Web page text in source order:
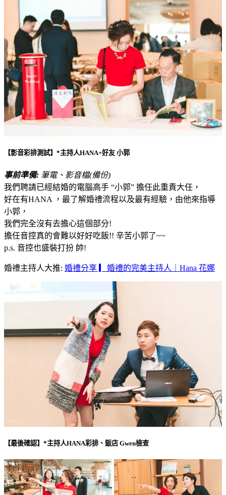
【影音彩排測試】*主持人HANA+好友 小郭
事前準備: 筆電、影音檔(備份)
我們聘請已經結婚的電腦高手 “小郭” 擔任此重責大任，
好在有HANA ，最了解婚禮流程以及最有經驗，由他來指導
小郭，
我們完全沒有去擔心這個部分!
擔任音控真的會難以好好吃飯!! 辛苦小郭了~~
p.s. 音控也盛裝打扮 帥!
婚禮主持人大推: 婚禮分享 ▎婚禮的完美主持人｜Hana 花娜
【最後確認】*主持人HANA彩排、飯店 Gwen檢查